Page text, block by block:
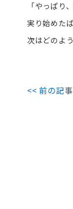
「やっぱり
実り始めた
次はどのよ
<< 前の記事